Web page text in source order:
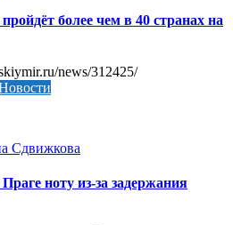
более чем в 40 странах на
news/312425/
Сдвижкова
ноту из-за задержания